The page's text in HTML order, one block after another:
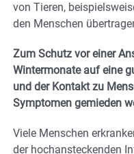
von Tieren,
den Menschen
Zum Schutz vor einer
Wintermonate auf eine
und der Kontakt zu
Symptomen gemieden
Viele Menschen
der hochansteckenden